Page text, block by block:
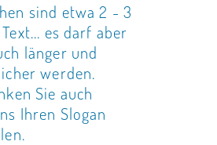
sind etwa 2 - 3
es darf aber
länger und
werden.
Sie auch
Ihren Slogan